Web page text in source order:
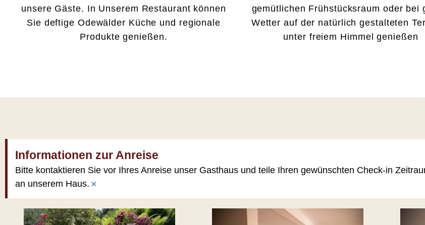
unsere Gäste. In Unserem Restaurant können
Sie deftige Odewälder Küche und regionale
Produkte genießen.
gemütlichen Frühstücksraum oder bei
Wetter auf der natürlich gestalteten
unter freiem Himmel genießen
Informationen zur Anreise
Bitte kontaktieren Sie vor Ihres Anreise unser Gasthaus und teile Ihren gewünschten Check-in
an unserem Haus. ×